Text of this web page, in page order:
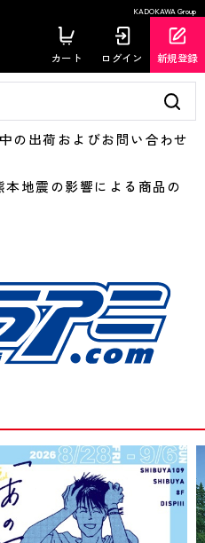
KADOKAWA Group
カート ログイン 新規登録
出荷およびお問い合わせ
地震の影響による商品の